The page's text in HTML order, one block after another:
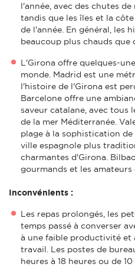
l'année, avec des chutes
tandis que les îles et la
de l'année. En général, les
beaucoup plus chauds que
L'Girona offre quelques-
monde. Madrid est une
l'histoire de l'Girona est
Barcelone offre une
saveur catalane, avec tous
de la mer Méditerranée.
plage à la sophistication
ville espagnole plus
charmantes d'Girona.
gourmands et les amateurs
Inconvénients :
Les repas prolongés, les
temps passé à converser
à une faible productivité et
travail. Les postes de
heures à 18 heures ou de